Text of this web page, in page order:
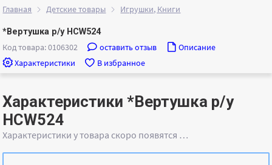
Главная Детские товары Игрушки, Книги
*Вертушка р/у HCW524
Код товара: 0106302 оставить отзыв
Описание
Характеристики
В избранное
Характеристики *Вертушка р/у
HCW524
Характеристики у товара скоро появятся …